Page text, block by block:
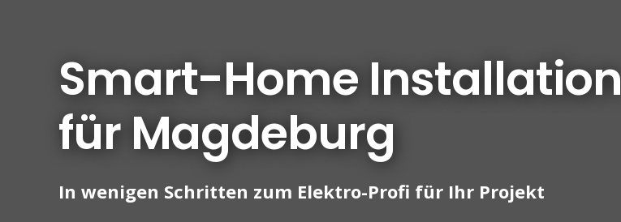
Smart-Home Installation
für Magdeburg
In wenigen Schritten zum Elektro-Profi für Ihr Projekt